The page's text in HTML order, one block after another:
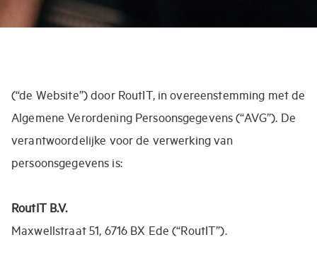
(“de Website”) door RoutIT, in overeenstemming met de
Algemene Verordening Persoonsgegevens (“AVG”). De
verantwoordelijke voor de verwerking van
persoonsgegevens is:
RoutIT B.V.
Maxwellstraat 51, 6716 BX Ede (“RoutIT”).